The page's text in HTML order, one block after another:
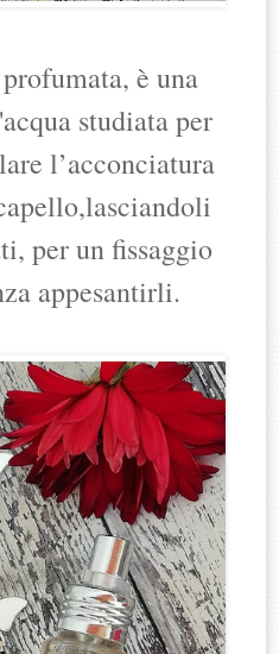
è una
studiata per
l’acconciatura
per un fissaggio
appesantirli.